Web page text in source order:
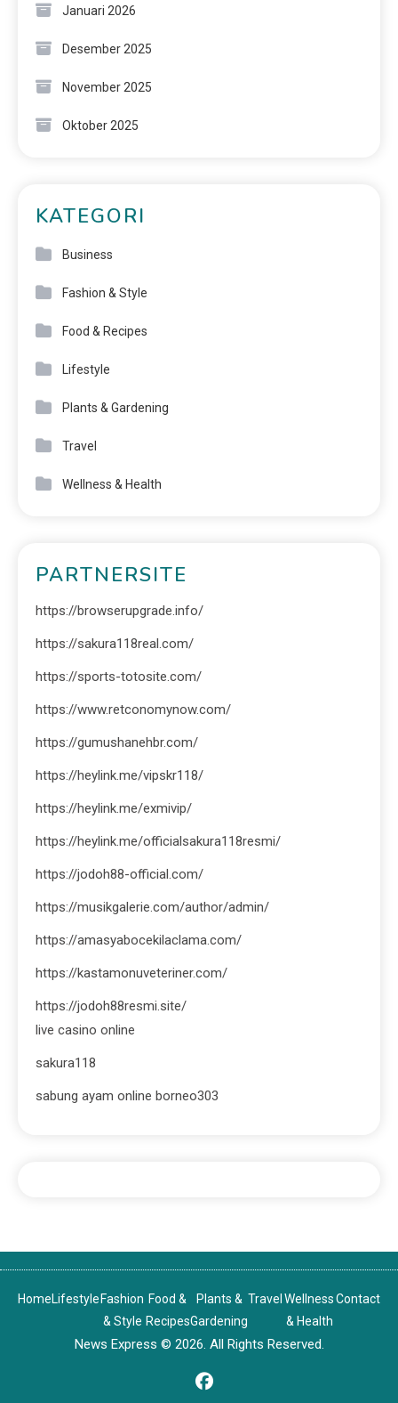
Januari 2026
Desember 2025
November 2025
Oktober 2025
KATEGORI
Business
Fashion & Style
Food & Recipes
Lifestyle
Plants & Gardening
Travel
Wellness & Health
PARTNERSITE
https://browserupgrade.info/
https://sakura118real.com/
https://sports-totosite.com/
https://www.retconomynow.com/
https://gumushanehbr.com/
https://heylink.me/vipskr118/
https://heylink.me/exmivip/
https://heylink.me/officialsakura118resmi/
https://jodoh88-official.com/
https://musikgalerie.com/author/admin/
https://amasyabocekilaclama.com/
https://kastamonuveteriner.com/
https://jodoh88resmi.site/
live casino online
sakura118
sabung ayam online borneo303
HomeLifestyle Fashion
& Style
Food &
Recipes
Plants &
Gardening
Travel Wellness
& Health
Contact
News Express © 2026. All Rights Reserved.